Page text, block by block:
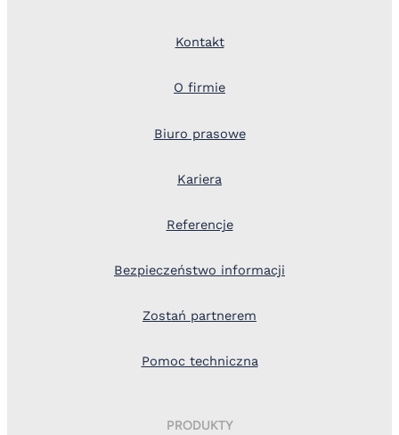
Kontakt
O firmie
Biuro prasowe
Kariera
Referencje
Bezpieczeństwo informacji
Zostań partnerem
Pomoc techniczna
PRODUKTY